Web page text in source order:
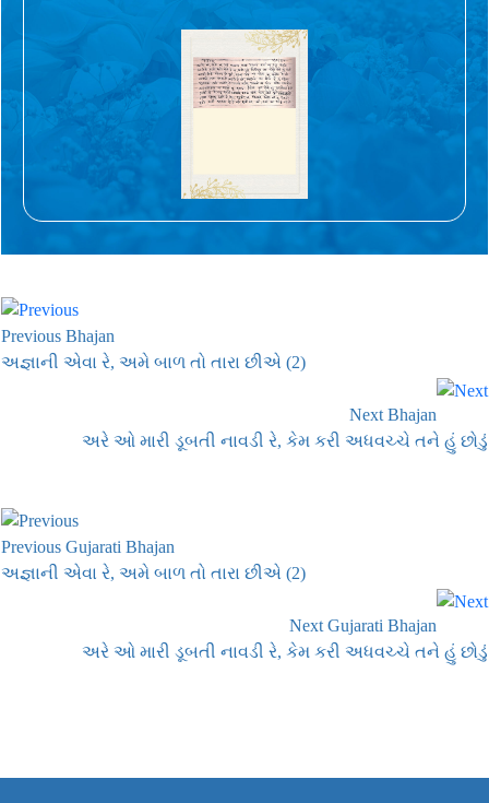
Previous Bhajan
અજ્ઞાની એવા રે, અમે બાળ તો તારા છીએ (2)
Next Bhajan
અરે ઓ મારી ડૂબતી નાવડી રે, કેમ કરી અધવચ્ચે તને હું છોડું
Previous Gujarati Bhajan
અજ્ઞાની એવા રે, અમે બાળ તો તારા છીએ (2)
Next Gujarati Bhajan
અરે ઓ મારી ડૂબતી નાવડી રે, કેમ કરી અધવચ્ચે તને હું છોડું